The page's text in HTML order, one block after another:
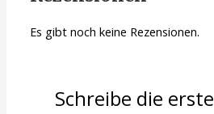
Es gibt noch keine Rezensionen.
Schreibe die erste